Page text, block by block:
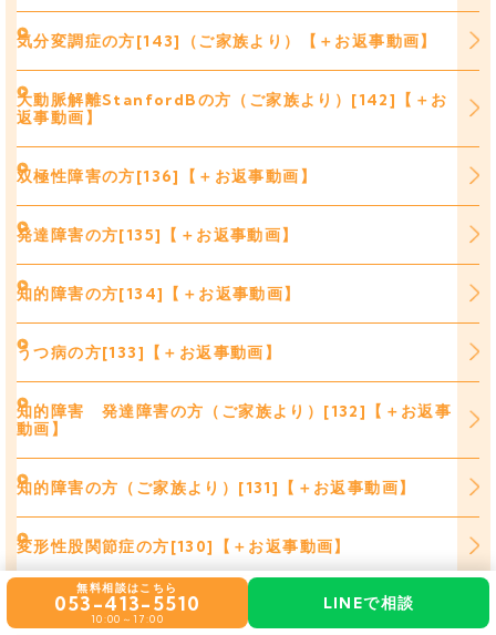
気分変調症の方[143]（ご家族より）【＋お返事動画】
大動脈解離StanfordBの方（ご家族より）[142]【＋お
返事動画】
双極性障害の方[136]【＋お返事動画】
発達障害の方[135]【＋お返事動画】
知的障害の方[134]【＋お返事動画】
うつ病の方[133]【＋お返事動画】
知的障害 発達障害の方（ご家族より）[132]【＋お返事
動画】
知的障害の方（ご家族より）[131]【＋お返事動画】
変形性股関節症の方[130]【＋お返事動画】
【更新サポート】うつ病の方[129]
無料相談はこちら
053-413-5510
10:00～17:00
LINEで相談